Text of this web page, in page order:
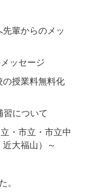
輩からのメッ
ッセージ
授業料無料化
について
・市立・市立中
大福山）～
。